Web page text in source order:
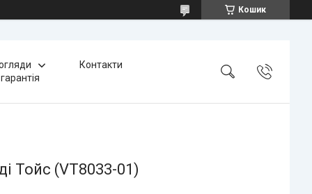
Кошик
Контакти
Тойс (VT8033-01)